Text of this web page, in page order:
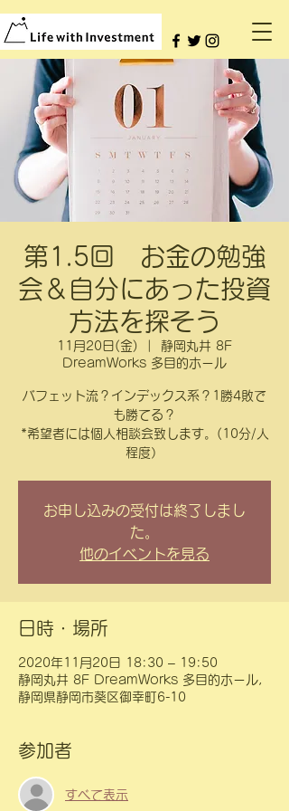
第1.5回 お金の勉強
会＆自分にあった投資
方法を探そう
11月20日(金)
静岡丸井 8F
DreamWorks 多目的ホール
バフェット流？インデックス系？1勝4敗で
も勝てる？
*希望者には個人相談会致します。(10分/人
程度）
お申し込みの受付は終了しまし
た。
他のイベントを見る
日時・場所
2020年11月20日 18:30 – 19:50
静岡丸井 8F DreamWorks 多目的ホール,
静岡県静岡市葵区御幸町6-10
参加者
すべて表示